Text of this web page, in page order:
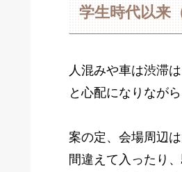
学生時代以来
人混みや車は渋滞
と心配になりなが
案の定、会場周辺
間違えて入ったり